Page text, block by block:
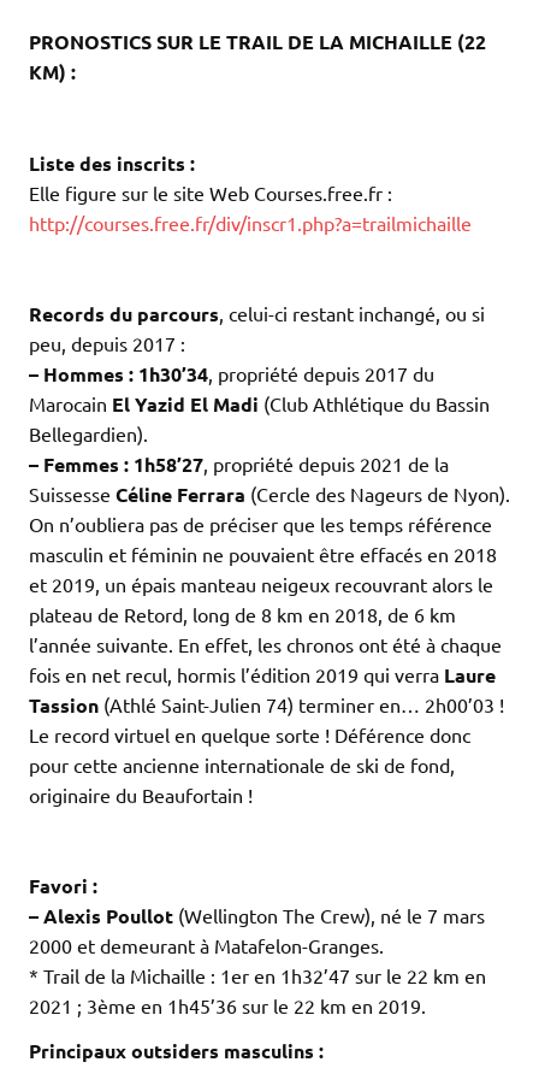
PRONOSTICS SUR LE TRAIL DE LA MICHAILLE (22
KM) :
Liste des inscrits :
Elle figure sur le site Web Courses.free.fr :
http://courses.free.fr/div/inscr1.php?a=trailmichaille
Records du parcours, celui-ci restant inchangé, ou si
peu, depuis 2017 :
– Hommes : 1h30’34, propriété depuis 2017 du
Marocain El Yazid El Madi (Club Athlétique du Bassin
Bellegardien).
– Femmes : 1h58’27, propriété depuis 2021 de la
Suissesse Céline Ferrara (Cercle des Nageurs de Nyon).
On n’oubliera pas de préciser que les temps référence
masculin et féminin ne pouvaient être effacés en 2018
et 2019, un épais manteau neigeux recouvrant alors le
plateau de Retord, long de 8 km en 2018, de 6 km
l’année suivante. En effet, les chronos ont été à chaque
fois en net recul, hormis l’édition 2019 qui verra Laure
Tassion (Athlé Saint-Julien 74) terminer en… 2h00’03 !
Le record virtuel en quelque sorte ! Déférence donc
pour cette ancienne internationale de ski de fond,
originaire du Beaufortain !
Favori :
– Alexis Poullot (Wellington The Crew), né le 7 mars
2000 et demeurant à Matafelon-Granges.
* Trail de la Michaille : 1er en 1h32’47 sur le 22 km en
2021 ; 3ème en 1h45’36 sur le 22 km en 2019.
Principaux outsiders masculins :